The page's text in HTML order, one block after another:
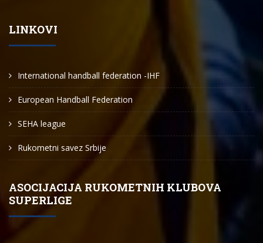
LINKOVI
International handball federation -IHF
European Handball Federation
SEHA league
Rukometni savez Srbije
ASOCIJACIJA RUKOMETNIH KLUBOVA
SUPERLIGE